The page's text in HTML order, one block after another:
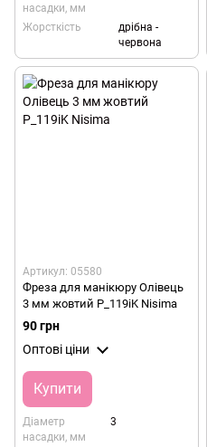
насадки, мм
Жорсткість
дрібна -
червона
Артикул: 05580
Фреза для манікюру Олівець
3 мм жовтий P_119iK Nisima
90 грн
Оптові ціни
Купити
Діаметр
насадки, мм
3